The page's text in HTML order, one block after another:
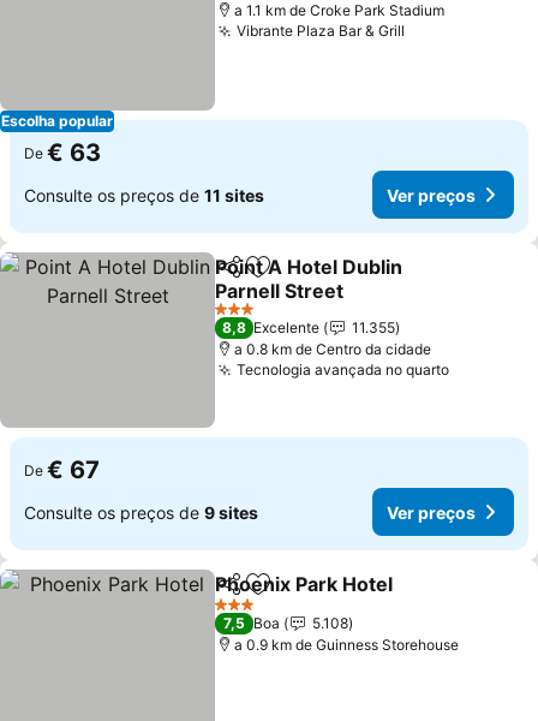
Escolha popular
a 1.1 km de Croke Park Stadium
Vibrante Plaza Bar & Grill
De € 63
Consulte os preços de 11 sites Ver preços
PartilharAdicionar aos favoritos
Point A Hotel Dublin
Parnell Street
Ver preços
3 Estrelas
8,8 Excelente
11.355
a 0.8 km de Centro da cidade
Tecnologia avançada no quartoVer
De € 67
Consulte os preços de 9 sites Ver preços
PartilharAdicionar aos favoritos
Phoenix Park Hotel
3 Estrelas
7,5 Boa
5.108
a 0.9 km de Guinness Storehouse